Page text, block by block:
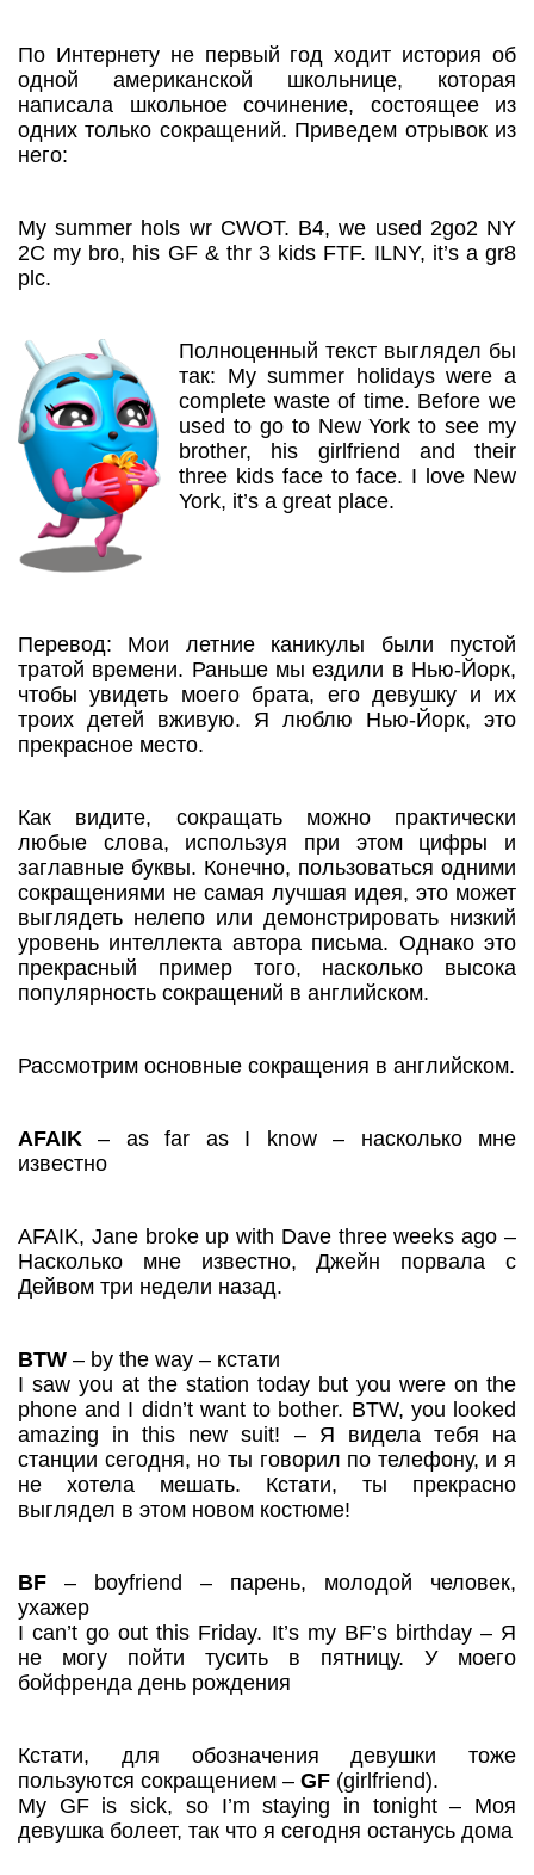
По Интернету не первый год ходит история об
одной американской школьнице, которая
написала школьное сочинение, состоящее из
одних только сокращений. Приведем отрывок из
него:
My summer hols wr CWOT. B4, we used 2go2 NY
2C my bro, his GF & thr 3 kids FTF. ILNY, it’s a gr8
plc.
Полноценный текст выглядел бы
так: My summer holidays were a
complete waste of time. Before we
used to go to New York to see my
brother, his girlfriend and their
three kids face to face. I love New
York, it’s a great place.
Перевод: Мои летние каникулы были пустой
тратой времени. Раньше мы ездили в Нью-Йорк,
чтобы увидеть моего брата, его девушку и их
троих детей вживую. Я люблю Нью-Йорк, это
прекрасное место.
Как видите, сокращать можно практически
любые слова, используя при этом цифры и
заглавные буквы. Конечно, пользоваться одними
сокращениями не самая лучшая идея, это может
выглядеть нелепо или демонстрировать низкий
уровень интеллекта автора письма. Однако это
прекрасный пример того, насколько высока
популярность сокращений в английском.
Рассмотрим основные сокращения в английском.
AFAIK – as far as I know – насколько мне
известно
AFAIK, Jane broke up with Dave three weeks ago –
Насколько мне известно, Джейн порвала с
Дейвом три недели назад.
BTW – by the way – кстати
I saw you at the station today but you were on the
phone and I didn’t want to bother. BTW, you looked
amazing in this new suit! – Я видела тебя на
станции сегодня, но ты говорил по телефону, и я
не хотела мешать. Кстати, ты прекрасно
выглядел в этом новом костюме!
BF – boyfriend – парень, молодой человек,
ухажер
I can’t go out this Friday. It’s my BF’s birthday – Я
не могу пойти тусить в пятницу. У моего
бойфренда день рождения
Кстати, для обозначения девушки тоже
пользуются сокращением – GF (girlfriend).
My GF is sick, so I’m staying in tonight – Моя
девушка болеет, так что я сегодня останусь дома